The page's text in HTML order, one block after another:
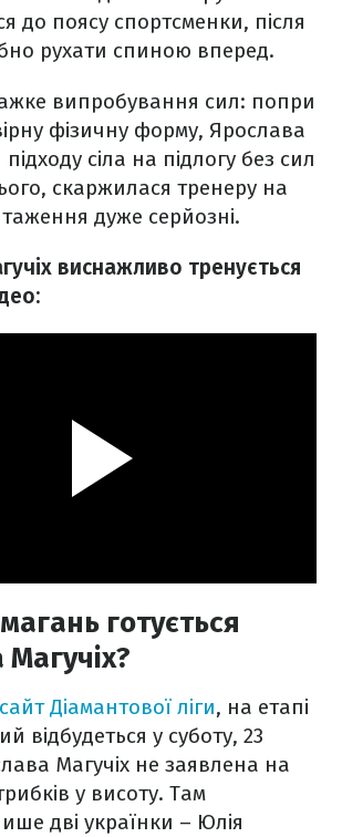
до поясу спортсменки, після
рухати спиною вперед.
випробування сил: попри
фізичну форму, Ярослава
підходу сіла на підлогу без сил
скаржилася тренеру на
дуже серйозні.
виснажливо тренується
готується
сайт Діамантової ліги, на етапі
відбудеться у суботу, 23
Магучіх не заявлена на
у висоту. Там
дві українки – Юлія